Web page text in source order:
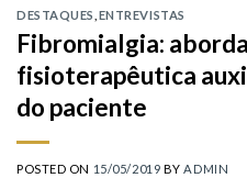
DESTAQUES ENTREVISTAS
Fibromialgia:
fisioterapêutica
do paciente
POSTED ON 15/05/2019 BY ADMIN